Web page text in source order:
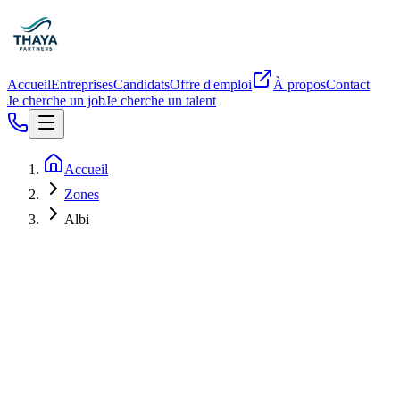
AccueilEntreprisesCandidatsOffre d'emploi À proposContact
Je cherche un jobJe cherche un talent
Accueil
Zones
Albi